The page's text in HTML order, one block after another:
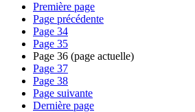
Première page
Page précédente
Page 34
Page 35
Page 36 (page actuelle)
Page 37
Page 38
Page suivante
Dernière page